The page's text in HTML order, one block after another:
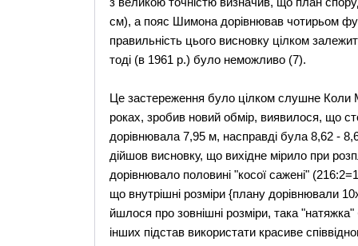
см), а пояс Шимона дорівнював чотирьом
правильність цього висновку цілком
тоді (в 1961 р.) було неможливо (7).
Це застереження було цілком слушне Коли
роках, зробив новий обмір, виявилося, що
дорівнювала 7,95 м, насправді була 8,62 -
дійшов висновку, що вихідне мірило при
дорівнювало половині "косої сажені"
що внутрішні розміри {плану дорівнювали
йшлося про зовнішні розміри, така
інших підстав використати красиве